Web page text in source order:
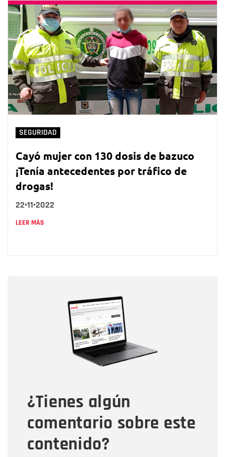
SEGURIDAD
Cayó mujer con 130 dosis de bazuco
¡Tenía antecedentes por tráfico de
drogas!
22•11•2022
LEER MÁS
¿Tienes algún
comentario sobre este
contenido?
Correo electrónico
Tipo de comentario
Mensaje